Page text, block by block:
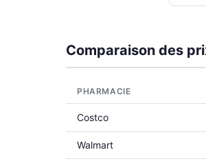
Comparaison des
PHARMACIE
Costco
Walmart